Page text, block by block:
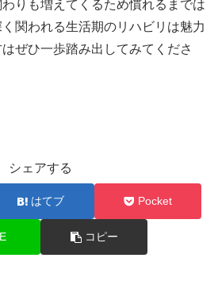
りも増えてくるため慣れるまでは
関われる生活期のリハビリは魅力
ぜひ一歩踏み出してみてくださ
シェアする
はてブ Pocket
コピー